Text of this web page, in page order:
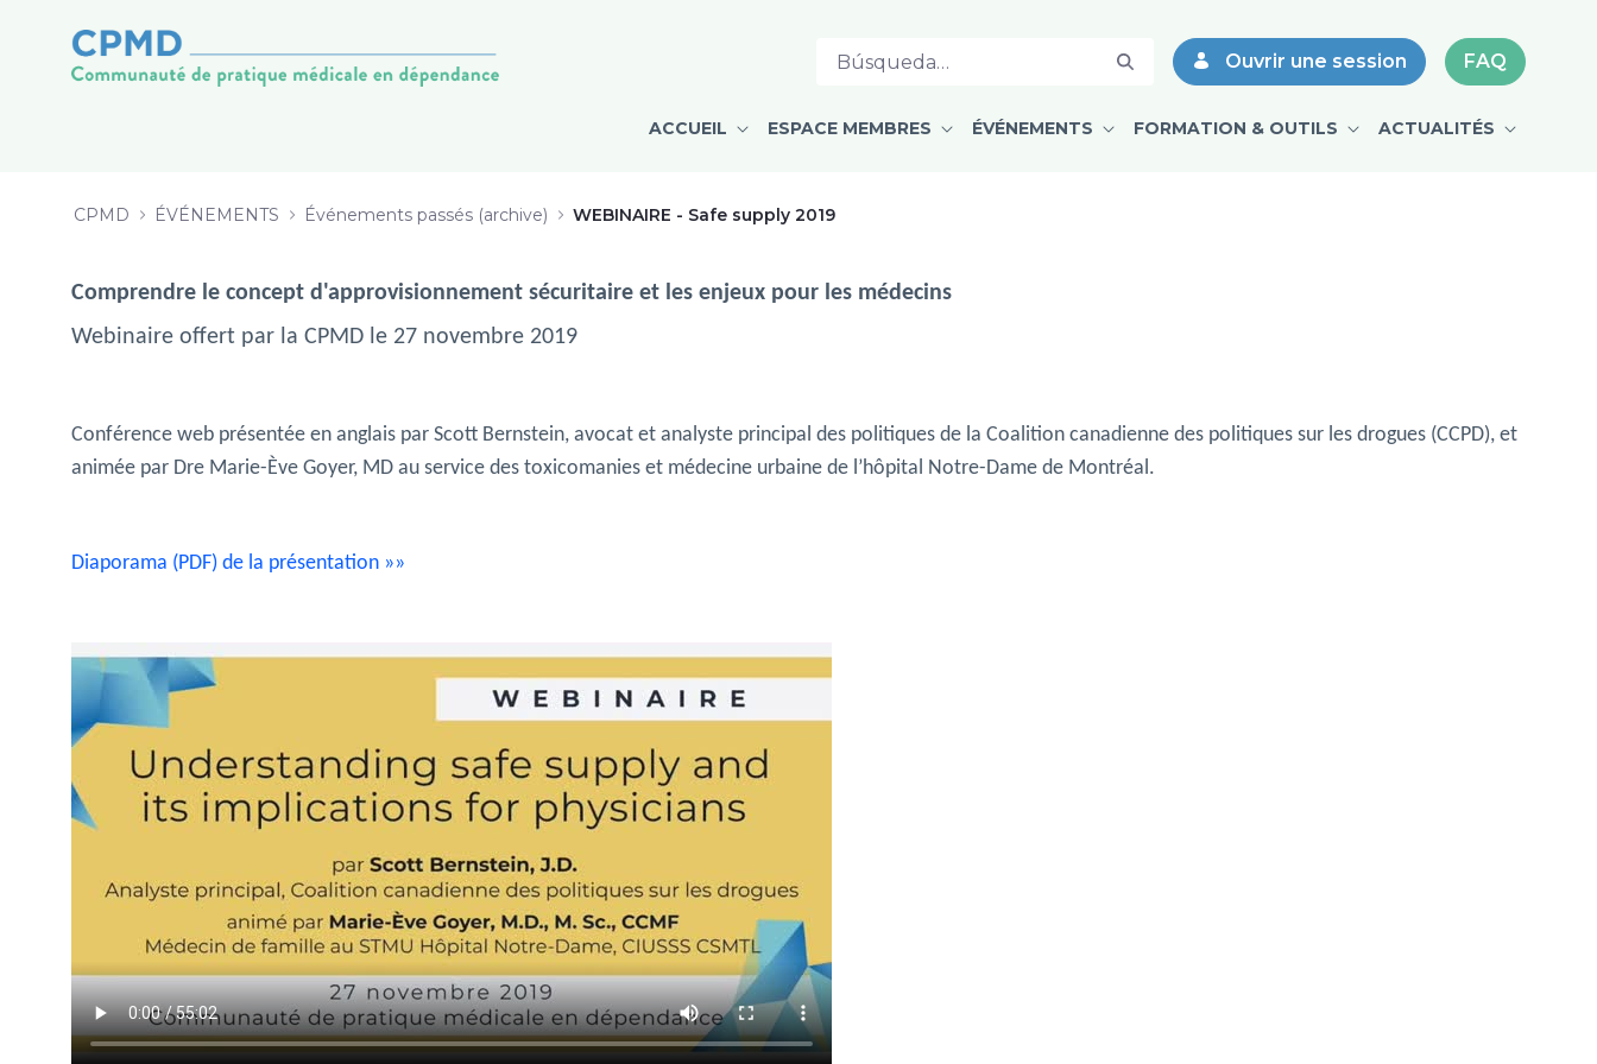
Ouvrir une session FAQ
ACCUEIL ESPACE MEMBRES ÉVÉNEMENTS FORMATION & OUTILS ACTUALITÉS
CPMD ÉVÉNEMENTS Événements passés (archive) WEBINAIRE - Safe supply 2019
Comprendre le concept d'approvisionnement sécuritaire et les enjeux pour les médecins
Webinaire offert par la CPMD le 27 novembre 2019
Conférence web présentée en anglais par Scott Bernstein, avocat et analyste principal des politiques de la Coalition canadienne des politiques sur les drogues (CCPD), et
animée par Dre Marie-Ève Goyer, MD au service des toxicomanies et médecine urbaine de l’hôpital Notre-Dame de Montréal.
Diaporama (PDF) de la présentation »»